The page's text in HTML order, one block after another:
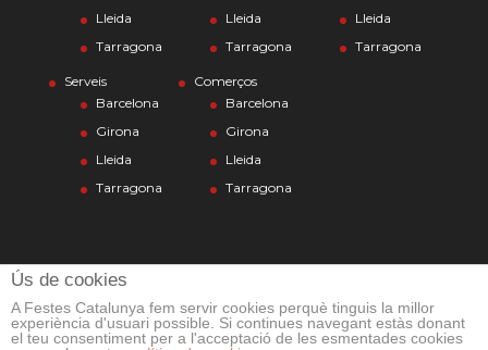
Lleida
Tarragona
Lleida
Tarragona
Lleida
Tarragona
Serveis
Barcelona
Girona
Lleida
Tarragona
Comerços
Barcelona
Girona
Lleida
Tarragona
Ús de cookies
A Festes Catalunya fem servir cookies perquè tinguis la millor
experiència d'usuari possible. Si continues navegant estàs donant
el teu consentiment per a l'acceptació de les esmentades cookies